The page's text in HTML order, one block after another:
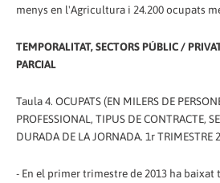
menys en l'Agricultura i 24.200 ocupats
TEMPORALITAT, SECTORS PÚBLIC /
PARCIAL
Taula 4. OCUPATS (EN MILERS DE
PROFESSIONAL, TIPUS DE CONTRACTE,
DURADA DE LA JORNADA. 1r TRIMESTRE
- En el primer trimestre de 2013 ha